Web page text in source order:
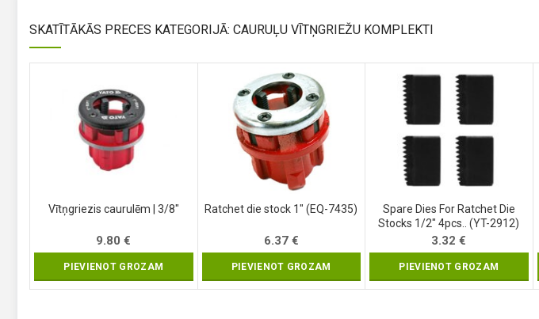
SKATĪTĀKĀS PRECES KATEGORIJĀ: CAURUĻU VĪTŅGRIEŽU KOMPLEKTI
Vītņgriezis caurulēm | 3/8″
9.80€
PIEVIENOT GROZAM
Ratchet die stock 1″ (EQ-7435)
6.37 €
PIEVIENOT GROZAM
Spare Dies For Ratchet Die
Stocks 1/2″ 4pcs.. (YT-2912)
3.32€
PIEVIENOT GROZAM